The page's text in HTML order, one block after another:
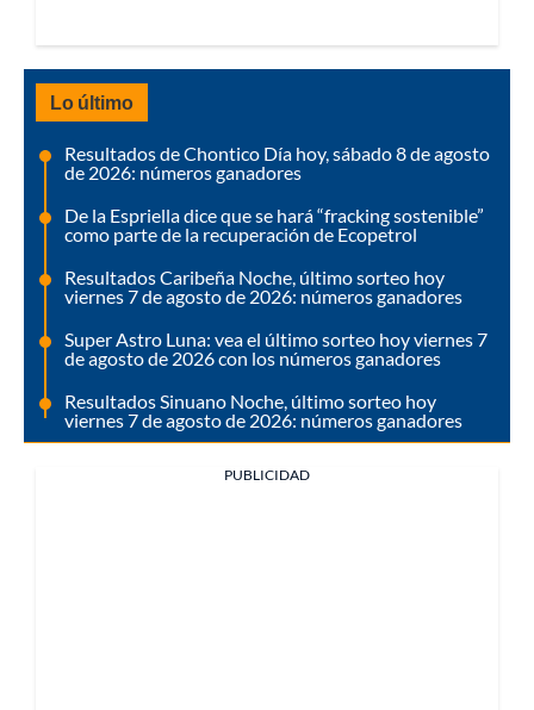
Lo último
Resultados de Chontico Día hoy, sábado 8 de agosto
de 2026: números ganadores
De la Espriella dice que se hará “fracking sostenible”
como parte de la recuperación de Ecopetrol
Resultados Caribeña Noche, último sorteo hoy
viernes 7 de agosto de 2026: números ganadores
Super Astro Luna: vea el último sorteo hoy viernes 7
de agosto de 2026 con los números ganadores
Resultados Sinuano Noche, último sorteo hoy
viernes 7 de agosto de 2026: números ganadores
PUBLICIDAD